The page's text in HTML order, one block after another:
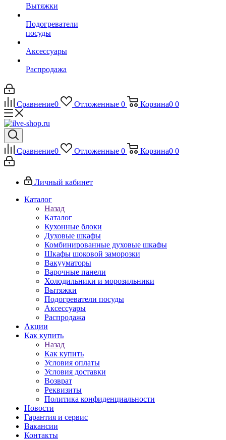
Вытяжки
Подогреватели
посуды
Аксессуары
Распродажа
Сравнение0 Отложенные 0 Корзина0 0
Сравнение0 Отложенные 0 Корзина0 0
Личный кабинет
Каталог
Назад
Каталог
Кухонные блоки
Духовые шкафы
Комбинированные духовые шкафы
Шкафы шоковой заморозки
Вакууматоры
Варочные панели
Холодильники и морозильники
Вытяжки
Подогреватели посуды
Аксессуары
Распродажа
Акции
Как купить
Назад
Как купить
Условия оплаты
Условия доставки
Возврат
Реквизиты
Политика конфиденциальности
Новости
Гарантия и сервис
Вакансии
Контакты